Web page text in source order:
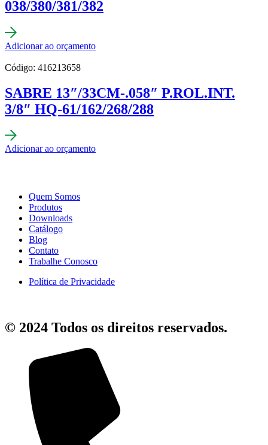
038/380/381/382
Adicionar ao orçamento
Código: 416213658
SABRE 13″/33CM-.058″ P.ROL.INT.
3/8″ HQ-61/162/268/288
Adicionar ao orçamento
Quem Somos
Produtos
Downloads
Catálogo
Blog
Contato
Trabalhe Conosco
Política de Privacidade
© 2024 Todos os direitos reservados.